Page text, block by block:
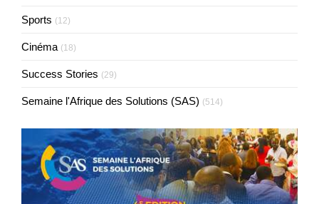
Sports (12)
Cinéma (18)
Success Stories (29)
Semaine l'Afrique des Solutions (SAS) (514)